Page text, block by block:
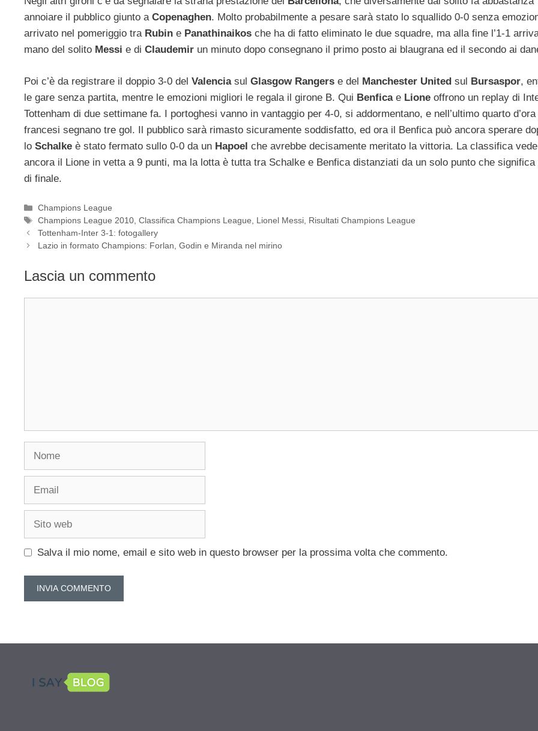
annoiare il pubblico giunto a Copenaghen. Molto probabilmente a pesare sarà stato lo squallido 0-0 senza
arrivato nel pomeriggio tra Rubin e Panathinaikos che ha di fatto eliminato le due squadre, ma alla fine l’1-1
mano del solito Messi e di Claudemir un minuto dopo consegnano il primo posto ai blaugrana ed il secondo ai
Poi c’è da registrare il doppio 3-0 del Valencia sul Glasgow Rangers e del Manchester United sul Bursaspor,
le gare senza partita, mentre le emozioni migliori le regala il girone B. Qui Benfica e Lione offrono un replay di
Tottenham di due settimane fa. I portoghesi vanno in vantaggio per 4-0, si addormentano, e nell’ultimo quarto d’ora
francesi segnano tre gol. Il pubblico sarà rimasto sicuramente soddisfatto, ed ora il Benfica può ancora sperare
lo Schalke è stato fermato sullo 0-0 da un Hapoel che avrebbe decisamente meritato la vittoria. La classifica vede
ancora il Lione in vetta a 9 punti, ma la lotta è tutta tra Schalke e Benfica distanziati da un solo punto che significa
di finale.
Categorie
Champions League
Tag
Champions League 2010,Classifica Champions League, Lionel Messi, Risultati Champions League
Tottenham-Inter 3-1: fotogallery
Lazio in formato Champions: Forlan, Godin e Miranda nel mirino
Lascia un commento
Salva il mio nome, email e sito web in questo browser per la prossima volta che commento.